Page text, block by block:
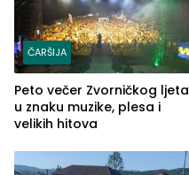
ČARŠIJA
Peto večer Zvorničkog ljeta
u znaku muzike, plesa i
velikih hitova